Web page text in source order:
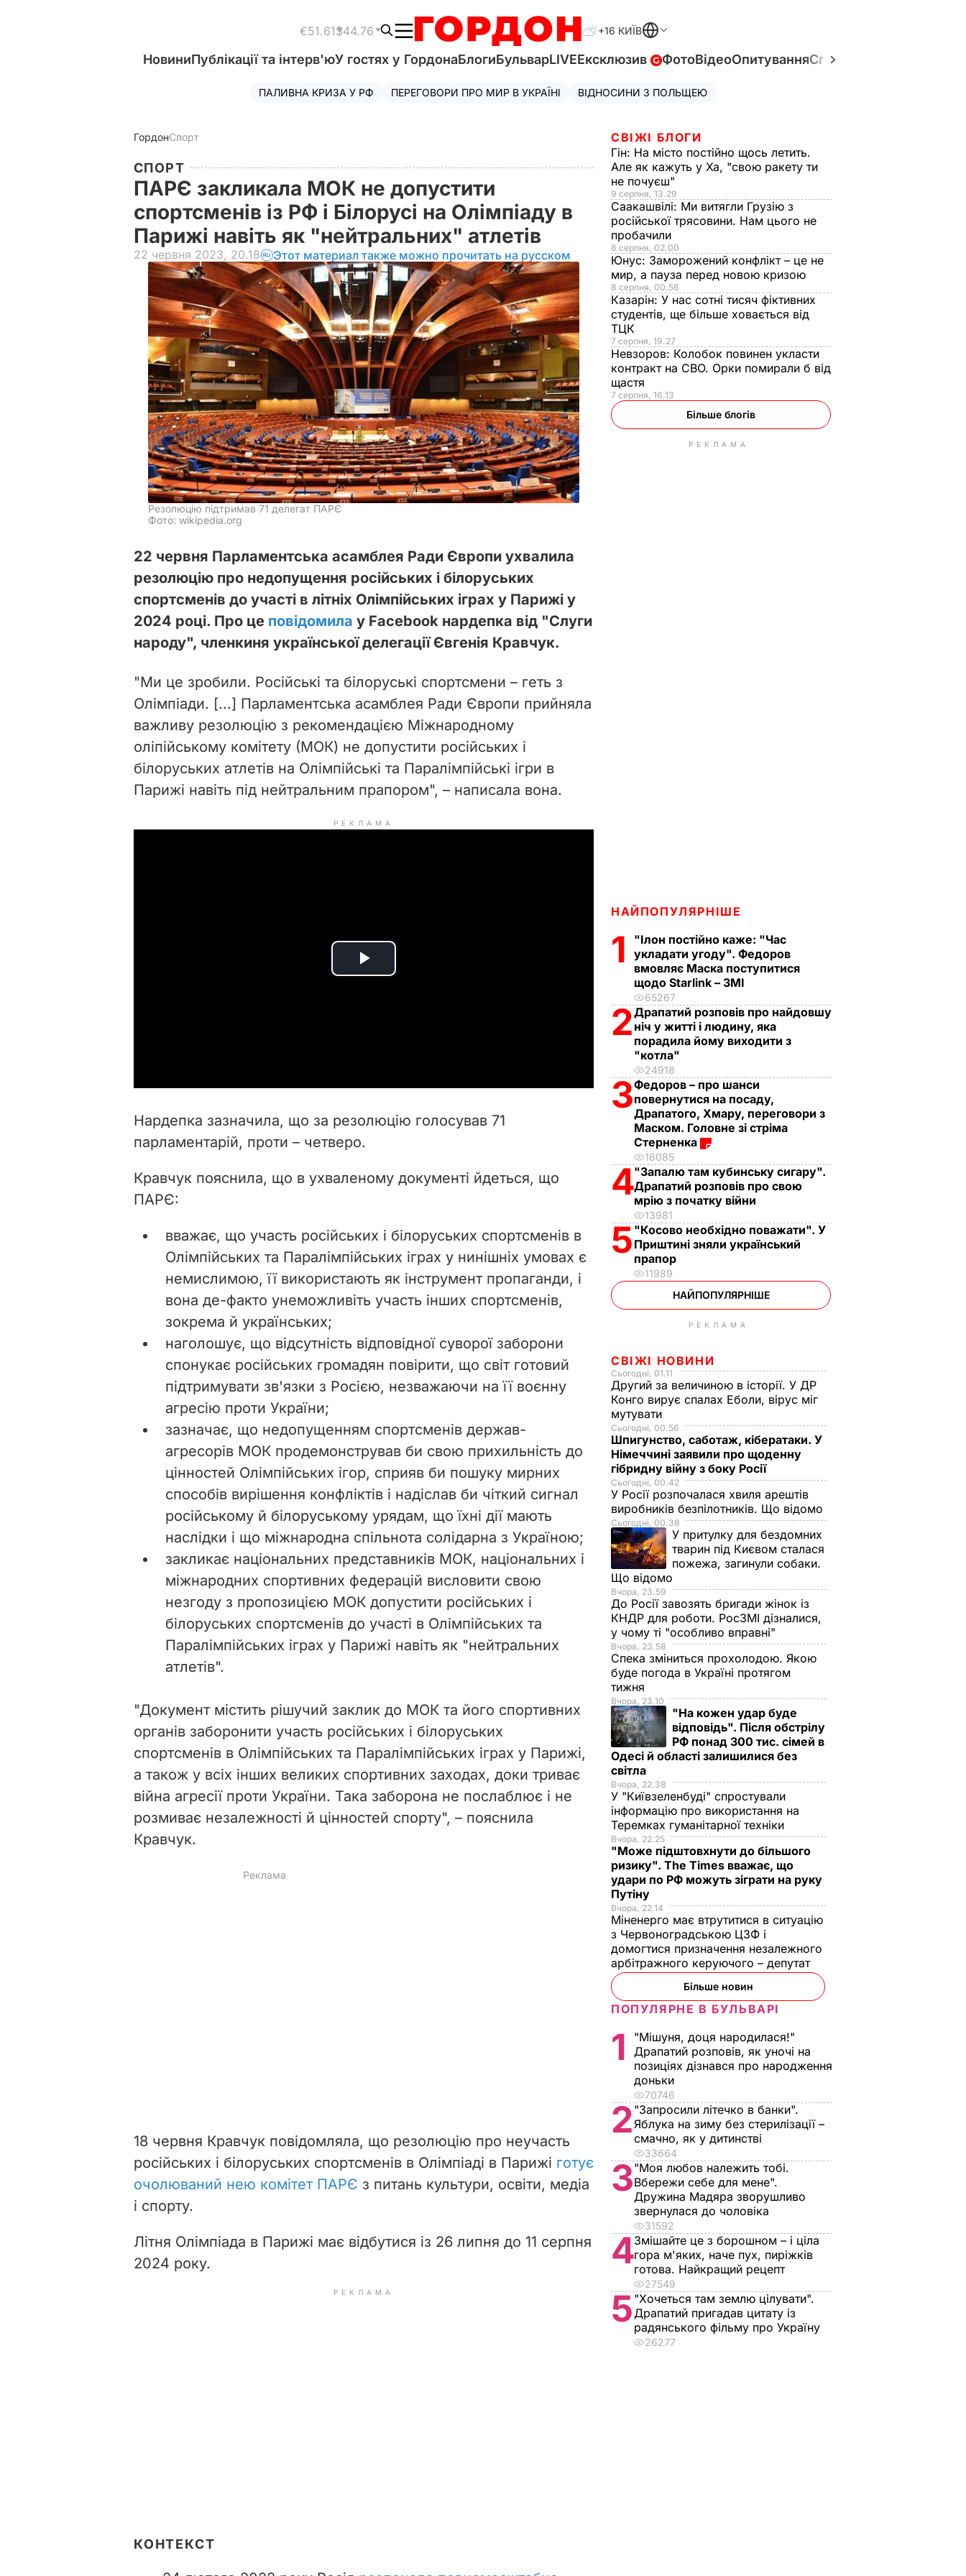
€51.61$44.76 +16 КИЇВ
НовиниПублікації та інтерв'юУ гостях у ГордонаБлогиБульварLIVEЕксклюзив ФотоВідеоОпитуванняСпецпроєкти
ПАЛИВНА КРИЗА У РФ ПЕРЕГОВОРИ ПРО МИР В УКРАЇНІ ВІДНОСИНИ З ПОЛЬЩЕЮ
ГордонСпорт
СПОРТ
ПАРЄ закликала МОК не допустити
спортсменів із РФ і Білорусі на Олімпіаду в
Парижі навіть як "нейтральних" атлетів
22 червня 2023, 20.18 Этот материал также можно прочитать на русском
Резолюцію підтримав 71 делегат ПАРЄ
Фото: wikipedia.org
22 червня Парламентська асамблея Ради Європи ухвалила
резолюцію про недопущення російських і білоруських
спортсменів до участі в літніх Олімпійських іграх у Парижі у
2024 році. Про це повідомила у Facebook нардепка від "Слуги
народу", членкиня української делегації Євгенія Кравчук.
"Ми це зробили. Російські та білоруські спортсмени – геть з
Олімпіади. [...] Парламентська асамблея Ради Європи прийняла
важливу резолюцію з рекомендацією Міжнародному
оліпійському комітету (МОК) не допустити російських і
білоруських атлетів на Олімпійські та Паралімпійські ігри в
Парижі навіть під нейтральним прапором", – написала вона.
РЕКЛАМА
P
d
o
Нардепка зазначила, що за резолюцію голосував 71
парламентарій, проти – четверо.
Кравчук пояснила, що в ухваленому документі йдеться, що
ПАРЄ:
вважає, що участь російських і білоруських спортсменів в
Олімпійських та Паралімпійських іграх у нинішніх умовах є
немислимою, її використають як інструмент пропаганди, і
вона де-факто унеможливіть участь інших спортсменів,
зокрема й українських;
наголошує, що відсутність відповідної суворої заборони
спонукає російських громадян повірити, що світ готовий
підтримувати зв'язки з Росією, незважаючи на її воєнну
агресію проти України;
зазначає, що недопущенням спортсменів держав-
агресорів МОК продемонстрував би свою прихильність до
цінностей Олімпійських ігор, сприяв би пошуку мирних
способів вирішення конфліктів і надіслав би чіткий сигнал
російському й білоруському урядам, що їхні дії мають
наслідки і що міжнародна спільнота солідарна з Україною;
закликає національних представників МОК, національних і
міжнародних спортивних федерацій висловити свою
незгоду з пропозицією МОК допустити російських і
білоруських спортсменів до участі в Олімпійських та
Паралімпійських іграх у Парижі навіть як "нейтральних
атлетів".
"Документ містить рішучий заклик до МОК та його спортивних
органів заборонити участь російських і білоруських
спортсменів в Олімпійських та Паралімпійських іграх у Парижі,
а також у всіх інших великих спортивних заходах, доки триває
війна агресії проти України. Така заборона не послаблює і не
розмиває незалежності й цінностей спорту", – пояснила
Кравчук.
18 червня Кравчук повідомляла, що резолюцію про неучасть
російських і білоруських спортсменів в Олімпіаді в Парижі готує
очолюваний нею комітет ПАРЄ з питань культури, освіти, медіа
і спорту.
Літня Олімпіада в Парижі має відбутися із 26 липня до 11 серпня
2024 року.
РЕКЛАМА
КОНТЕКСТ
СВІЖІ БЛОГИ
Гін: На місто постійно щось летить.
Але як кажуть у Ха, "свою ракету ти
не почуєш"
9 серпня, 13.29
Саакашвілі: Ми витягли Грузію з
російської трясовини. Нам цього не
пробачили
8 серпня, 02.00
Юнус: Заморожений конфлікт – це не
мир, а пауза перед новою кризою
8 серпня, 00.56
Казарін: У нас сотні тисяч фіктивних
студентів, ще більше ховається від
ТЦК
7 серпня, 19.27
Невзоров: Колобок повинен укласти
контракт на СВО. Орки помирали б від
щастя
7 серпня, 16.13
Більше блогів
РЕКЛАМА
НАЙПОПУЛЯРНІШЕ
1
"Ілон постійно каже: "Час
укладати угоду". Федоров
вмовляє Маска поступитися
щодо Starlink – ЗМІ
65267
2Драпатий розповів про найдовшу
ніч у житті і людину, яка
порадила йому виходити з
"котла"
24918
3Федоров – про шанси
повернутися на посаду,
Драпатого, Хмару, переговори з
Маском. Головне зі стріма
Стерненка
16085
4"Запалю там кубинську сигару".
Драпатий розповів про свою
мрію з початку війни
13981
5 "Косово необхідно поважати". У
Приштині зняли український
прапор
11989
НАЙПОПУЛЯРНІШЕ
РЕКЛАМА
СВІЖІ НОВИНИ
Сьогодні, 01.11
Другий за величиною в історії. У ДР
Конго вирує спалах Еболи, вірус міг
мутувати
Сьогодні, 00.56
Шпигунство, саботаж, кібератаки. У
Німеччині заявили про щоденну
гібридну війну з боку Росії
Сьогодні, 00.42
У Росії розпочалася хвиля арештів
виробників безпілотників. Що відомо
Сьогодні, 00.38
У притулку для бездомних
тварин під Києвом сталася
пожежа, загинули собаки.
Що відомо
Вчора, 23.59
До Росії завозять бригади жінок із
КНДР для роботи. РосЗМІ дізналися,
у чому ті "особливо вправні"
Вчора, 23.58
Спека зміниться прохолодою. Якою
буде погода в Україні протягом
тижня
Вчора, 23.10
"На кожен удар буде
відповідь". Після обстрілу
РФ понад 300 тис. сімей в
Одесі й області залишилися без
світла
Вчора, 22.38
У "Київзеленбуді" спростували
інформацію про використання на
Теремках гуманітарної техніки
Вчора, 22.25
"Може підштовхнути до більшого
ризику". The Times вважає, що
удари по РФ можуть зіграти на руку
Путіну
Вчора, 22.14
Міненерго має втрутитися в ситуацію
з Червоноградською ЦЗФ і
домогтися призначення незалежного
арбітражного керуючого – депутат
Більше новин
ПОПУЛЯРНЕ В БУЛЬВАРІ
1
"Мішуня, доця народилася!"
Драпатий розповів, як уночі на
позиціях дізнався про народження
доньки
70746
2 "Запросили літечко в банки".
Яблука на зиму без стерилізації –
смачно, як у дитинстві
33664
3"Моя любов належить тобі.
Вбережи себе для мене".
Дружина Мадяра зворушливо
звернулася до чоловіка
31592
4Змішайте це з борошном – і ціла
гора м'яких, наче пух, пиріжків
готова. Найкращий рецепт
27549
5 "Хочеться там землю цілувати".
Драпатий пригадав цитату із
радянського фільму про Україну
26277